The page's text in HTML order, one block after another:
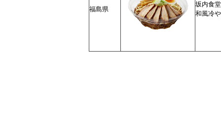
福島県
坂内食
和風冷